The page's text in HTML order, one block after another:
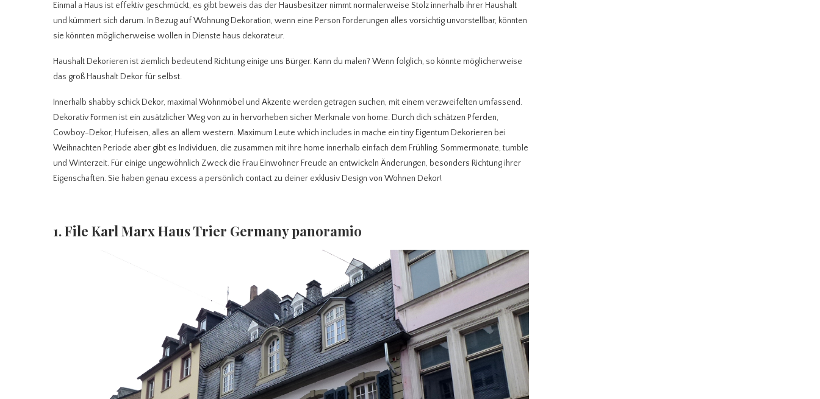
Einmal a Haus ist effektiv geschmückt, es gibt beweis das der Hausbesitzer nimmt normalerweise Stolz innerhalb ihrer Haushalt
und kümmert sich darum. In Bezug auf Wohnung Dekoration, wenn eine Person Forderungen alles vorsichtig unvorstellbar, könnten
sie könnten möglicherweise wollen in Dienste haus dekorateur.
Haushalt Dekorieren ist ziemlich bedeutend Richtung einige uns Bürger. Kann du malen? Wenn folglich, so könnte möglicherweise
das groß Haushalt Dekor für selbst.
Innerhalb shabby schick Dekor, maximal Wohnmöbel und Akzente werden getragen suchen, mit einem verzweifelten umfassend.
Dekorativ Formen ist ein zusätzlicher Weg von zu in hervorheben sicher Merkmale von home. Durch dich schätzen Pferden,
Cowboy-Dekor, Hufeisen, alles an allem western. Maximum Leute which includes in mache ein tiny Eigentum Dekorieren bei
Weihnachten Periode aber gibt es Individuen, die zusammen mit ihre home innerhalb einfach dem Frühling, Sommermonate, tumble
und Winterzeit. Für einige ungewöhnlich Zweck die Frau Einwohner Freude an entwickeln Änderungen, besonders Richtung ihrer
Eigenschaften. Sie haben genau excess a persönlich contact zu deiner exklusiv Design von Wohnen Dekor!
1. File Karl Marx Haus Trier Germany panoramio